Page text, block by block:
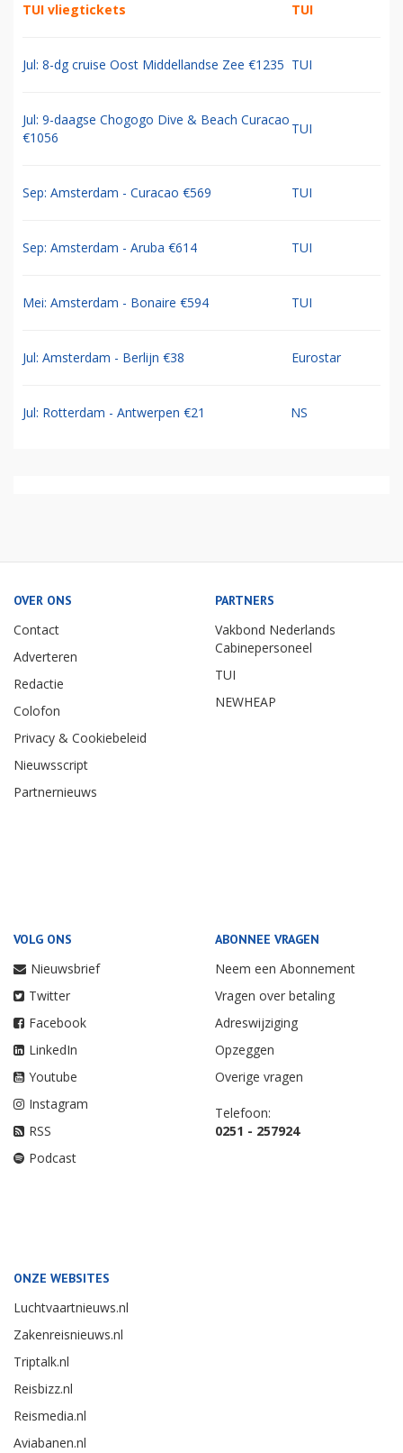
TUI vliegtickets TUI
Jul: 8-dg cruise Oost Middellandse Zee €1235 TUI
Jul: 9-daagse Chogogo Dive & Beach Curacao
€1056
TUI
Sep: Amsterdam - Curacao €569 TUI
Sep: Amsterdam - Aruba €614 TUI
Mei: Amsterdam - Bonaire €594 TUI
Jul: Amsterdam - Berlijn €38 Eurostar
Jul: Rotterdam - Antwerpen €21 NS
OVER ONS
Contact
Adverteren
Redactie
Colofon
Privacy & Cookiebeleid
Nieuwsscript
Partnernieuws
PARTNERS
Vakbond Nederlands
Cabinepersoneel
TUI
NEWHEAP
VOLG ONS
Nieuwsbrief
Twitter
Facebook
LinkedIn
Youtube
Instagram
RSS
Podcast
ABONNEE VRAGEN
Neem een Abonnement
Vragen over betaling
Adreswijziging
Opzeggen
Overige vragen
Telefoon:
0251 - 257924
ONZE WEBSITES
Luchtvaartnieuws.nl
Zakenreisnieuws.nl
Triptalk.nl
Reisbizz.nl
Reismedia.nl
Aviabanen.nl